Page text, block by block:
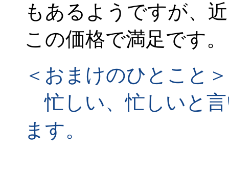
もあるようですが、
この価格で満足です。
＜おまけのひとこと＞
忙しい、忙しいと
ます。